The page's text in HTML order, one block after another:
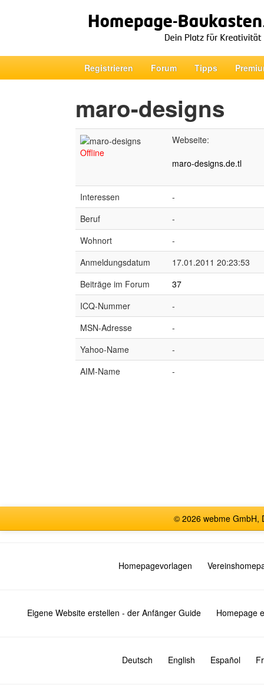
Registrieren Forum Tipps
maro-designs
Offline
Webseite:
maro-designs.de.tl
Interessen
-
Beruf
-
Wohnort
-
Anmeldungsdatum
17.01.2011 20:23:53
Beiträge im Forum
37
ICQ-Nummer
-
MSN-Adresse
-
Yahoo-Name
-
AIM-Name
-
© 2026 webme GmbH,
Homepagevorlagen
Eigene Website erstellen - der Anfänger Guide Homepage
Deutsch English Español